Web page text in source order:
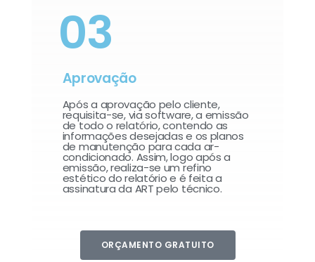
03
Aprovação
Após a aprovação pelo cliente,
requisita-se, via software, a emissão
de todo o relatório, contendo as
informações desejadas e os planos
de manutenção para cada ar-
condicionado. Assim, logo após a
emissão, realiza-se um refino
estético do relatório e é feita a
assinatura da ART pelo técnico.
ORÇAMENTO GRATUITO